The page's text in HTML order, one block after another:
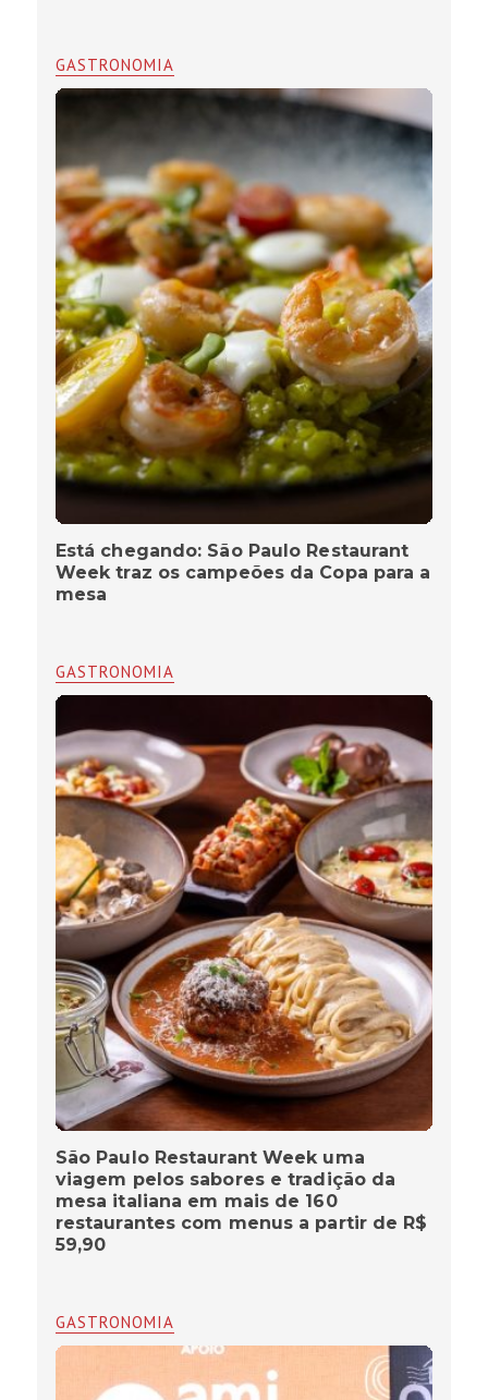
GASTRONOMIA
Está chegando: São Paulo Restaurant
Week traz os campeões da Copa para a
mesa
GASTRONOMIA
São Paulo Restaurant Week uma
viagem pelos sabores e tradição da
mesa italiana em mais de 160
restaurantes com menus a partir de R$
59,90
GASTRONOMIA